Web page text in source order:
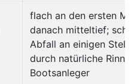
flach an den ersten
danach mitteltief;
Abfall an einigen
durch natürliche Rinne
Bootsanleger